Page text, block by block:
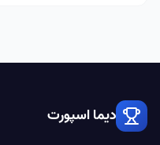
دیما اسپورت